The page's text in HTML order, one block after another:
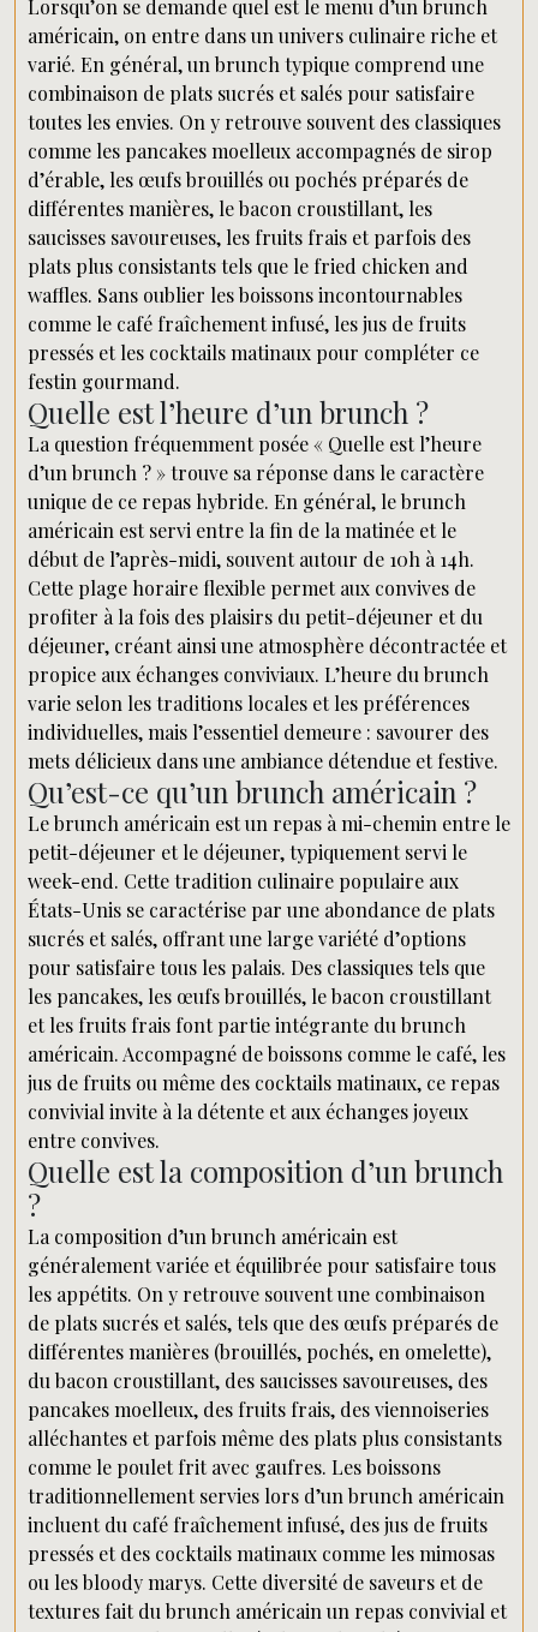
Lorsqu’on se demande quel est le menu d’un brunch
américain, on entre dans un univers culinaire riche et
varié. En général, un brunch typique comprend une
combinaison de plats sucrés et salés pour satisfaire
toutes les envies. On y retrouve souvent des classiques
comme les pancakes moelleux accompagnés de sirop
d’érable, les œufs brouillés ou pochés préparés de
différentes manières, le bacon croustillant, les
saucisses savoureuses, les fruits frais et parfois des
plats plus consistants tels que le fried chicken and
waffles. Sans oublier les boissons incontournables
comme le café fraîchement infusé, les jus de fruits
pressés et les cocktails matinaux pour compléter ce
festin gourmand.
Quelle est l’heure d’un brunch ?
La question fréquemment posée « Quelle est l’heure
d’un brunch ? » trouve sa réponse dans le caractère
unique de ce repas hybride. En général, le brunch
américain est servi entre la fin de la matinée et le
début de l’après-midi, souvent autour de 10h à 14h.
Cette plage horaire flexible permet aux convives de
profiter à la fois des plaisirs du petit-déjeuner et du
déjeuner, créant ainsi une atmosphère décontractée et
propice aux échanges conviviaux. L’heure du brunch
varie selon les traditions locales et les préférences
individuelles, mais l’essentiel demeure : savourer des
mets délicieux dans une ambiance détendue et festive.
Qu’est-ce qu’un brunch américain ?
Le brunch américain est un repas à mi-chemin entre le
petit-déjeuner et le déjeuner, typiquement servi le
week-end. Cette tradition culinaire populaire aux
États-Unis se caractérise par une abondance de plats
sucrés et salés, offrant une large variété d’options
pour satisfaire tous les palais. Des classiques tels que
les pancakes, les œufs brouillés, le bacon croustillant
et les fruits frais font partie intégrante du brunch
américain. Accompagné de boissons comme le café, les
jus de fruits ou même des cocktails matinaux, ce repas
convivial invite à la détente et aux échanges joyeux
entre convives.
Quelle est la composition d’un brunch
?
La composition d’un brunch américain est
généralement variée et équilibrée pour satisfaire tous
les appétits. On y retrouve souvent une combinaison
de plats sucrés et salés, tels que des œufs préparés de
différentes manières (brouillés, pochés, en omelette),
du bacon croustillant, des saucisses savoureuses, des
pancakes moelleux, des fruits frais, des viennoiseries
alléchantes et parfois même des plats plus consistants
comme le poulet frit avec gaufres. Les boissons
traditionnellement servies lors d’un brunch américain
incluent du café fraîchement infusé, des jus de fruits
pressés et des cocktails matinaux comme les mimosas
ou les bloody marys. Cette diversité de saveurs et de
textures fait du brunch américain un repas convivial et